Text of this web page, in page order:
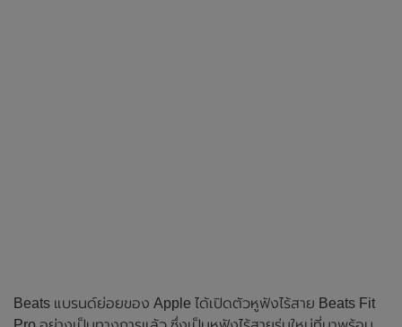
Beats แบรนด์ย่อยของ Apple ได้เปิดตัวหูฟังไร้สาย Beats Fit